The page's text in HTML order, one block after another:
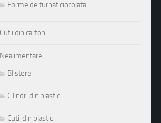
Forme de turnat ciocolata
Cutii din carton
Nealimentare
Blistere
Cilindri din plastic
Cutii din plastic